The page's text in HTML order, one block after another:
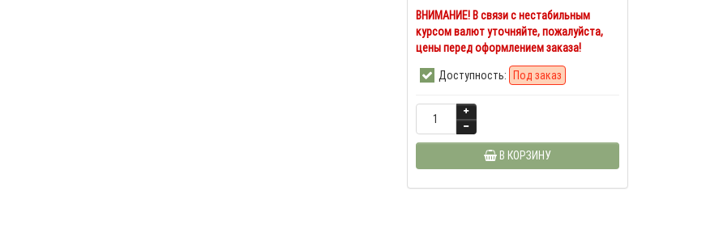
ВНИМАНИЕ! В связи с нестабильным
курсом валют уточняйте, пожалуйста,
цены перед оформлением заказа!
Доступность: Под заказ
В КОРЗИНУ